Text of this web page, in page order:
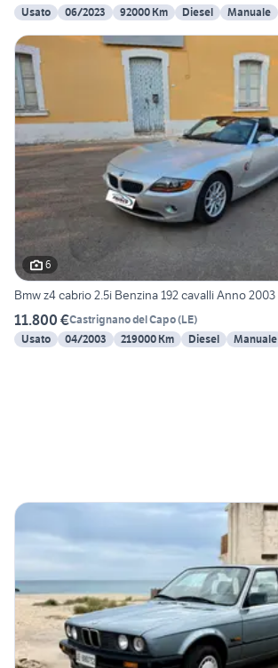
Usato
06/2023 92000 Km Diesel Manuale
6
Bmw z4 cabrio 2.5i Benzina 192 cavalli Anno 2003
11.800 €Castrignano del Capo(LE)
Usato
04/2003 219000 Km Diesel Manuale